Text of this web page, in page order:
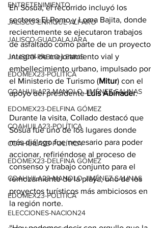
ENTRETENIMIENTO
JALISCO-ENRIQUE ALFARO
JALISCO-GUADALAJARA
JALISCO-PABLO LEMUS
EDOMEX23-POLÍTICA
COAHUILA23-MANOLO JIMÉNEZ SALINAS
EDOMEX23-DELFINA GÓMEZ
COAHUILA23-POLÍTICA
COAHUILA23-POLÍTICA
EDOMEX23-DELFINA GÓMEZ
COAHUILA23-MANOLO JIMÉNEZ SALINAS
EDOMEX23-POLÍTICA
ELECCIONES-NACION24
En Sosúa, el recorrido incluyó los
sectores El Pomo y Loma Bajita, donde
recientemente se ejecutaron trabajos
de asfaltado como parte de un proyecto
integral de mejoramiento vial y
embellecimiento urbano, impulsado por
el Ministerio de Turismo (Mitur) con el
apoyo del presidente Luis Abinader.
Durante la visita, Collado destacó que
Sosúa fue uno de los lugares donde
más diálogo fue necesario para poder
accionar, refiriéndose al proceso de
consenso y trabajo conjunto para el
remozamiento de la playa, uno de los
proyectos turísticos más ambiciosos en
la región norte.